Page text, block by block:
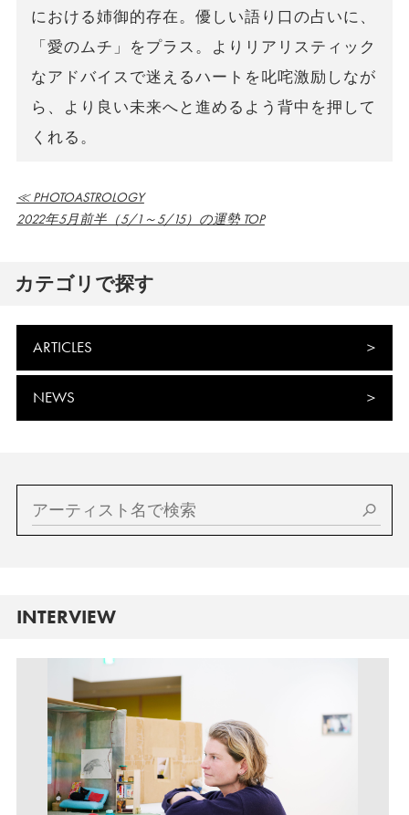
における姉御的存在。優しい語り口の占いに、
「愛のムチ」をプラス。よりリアリスティック
なアドバイスで迷えるハートを叱咤激励しなが
ら、より良い未来へと進めるよう背中を押して
くれる。
≪ PHOTOASTROLOGY
2022年5月前半（5/1～5/15）の運勢 TOP
カテゴリで探す
ARTICLES
NEWS
INTERVIEW